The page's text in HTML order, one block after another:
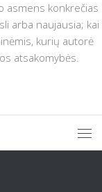
asmens konkrečias
arba naujausia; kai
kurių autorė
atsakomybės.